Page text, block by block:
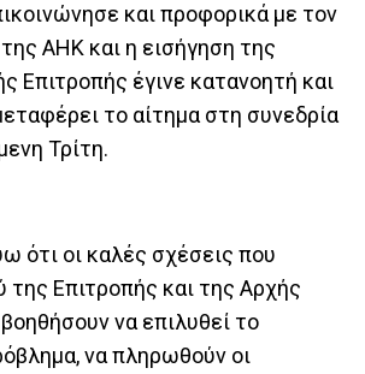
και προφορικά με τον
ΑΗΚ και η εισήγηση της
Επιτροπής έγινε κατανοητή και
το αίτημα στη συνεδρία
Τρίτη.
ότι οι καλές σχέσεις που
της Επιτροπής και της Αρχής
να επιλυθεί το
να πληρωθούν οι